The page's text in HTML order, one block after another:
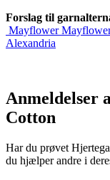
Forslag til
Mayflower
Alexandria
Anmeldelser
Cotton
Har du prøvet
du hjælper andre i